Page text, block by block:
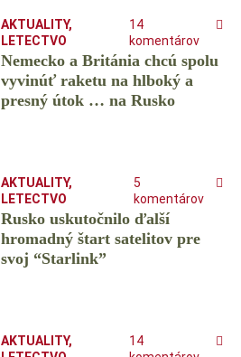
AKTUALITY,
LETECTVO
14
komentárov
Nemecko a Británia chcú spolu
vyvinúť raketu na hlboký a
presný útok … na Rusko
AKTUALITY,
LETECTVO
5
komentárov
Rusko uskutočnilo ďalší
hromadný štart satelitov pre
svoj “Starlink”
AKTUALITY,
14